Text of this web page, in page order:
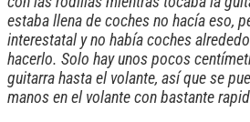
estaba llena de coches no hacía eso,
interestatal y no había coches
hacerlo. Solo hay unos pocos
guitarra hasta el volante, así que se
manos en el volante con bastante